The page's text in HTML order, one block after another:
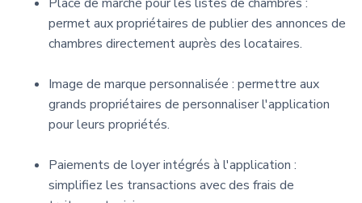
permet aux propriétaires de publier des annonces de
chambres directement auprès des locataires.
Image de marque personnalisée : permettre aux
grands propriétaires de personnaliser l'application
pour leurs propriétés.
Paiements de loyer intégrés à l'application :
simplifiez les transactions avec des frais de